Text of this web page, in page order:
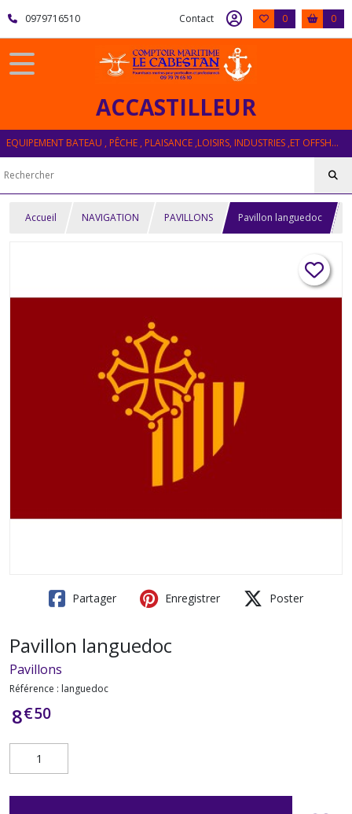
0979716510 Contact 0 0
ACCASTILLEUR
EQUIPEMENT BATEAU , PÊCHE , PLAISANCE ,LOISIRS, INDUSTRIES ,ET OFFSHORE
Accueil NAVIGATION PAVILLONS Pavillon languedoc
Partager Enregistrer Poster
Pavillon languedoc
Pavillons
Référence : languedoc
8€50